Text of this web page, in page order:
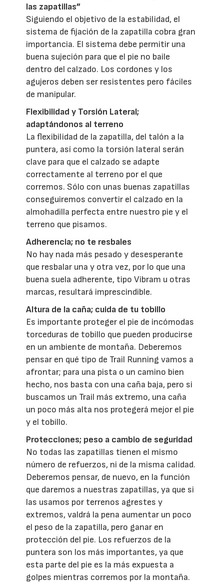
las zapatillas”
Siguiendo el objetivo de la estabilidad, el
sistema de fijación de la zapatilla cobra gran
importancia. El sistema debe permitir una
buena sujeción para que el pie no baile
dentro del calzado. Los cordones y los
agujeros deben ser resistentes pero fáciles
de manipular.
Flexibilidad y Torsión Lateral;
adaptándonos al terreno
La flexibilidad de la zapatilla, del talón a la
puntera, así como la torsión lateral serán
clave para que el calzado se adapte
correctamente al terreno por el que
corremos. Sólo con unas buenas zapatillas
conseguiremos convertir el calzado en la
almohadilla perfecta entre nuestro pie y el
terreno que pisamos.
Adherencia; no te resbales
No hay nada más pesado y desesperante
que resbalar una y otra vez, por lo que una
buena suela adherente, tipo Vibram u otras
marcas, resultará imprescindible.
Altura de la caña; cuida de tu tobillo
Es importante proteger el pie de incómodas
torceduras de tobillo que pueden producirse
en un ambiente de montaña. Deberemos
pensar en qué tipo de Trail Running vamos a
afrontar; para una pista o un camino bien
hecho, nos basta con una caña baja, pero si
buscamos un Trail más extremo, una caña
un poco más alta nos protegerá mejor el pie
y el tobillo.
Protecciones; peso a cambio de seguridad
No todas las zapatillas tienen el mismo
número de refuerzos, ni de la misma calidad.
Deberemos pensar, de nuevo, en la función
que daremos a nuestras zapatillas, ya que si
las usamos por terrenos agrestes y
extremos, valdrá la pena aumentar un poco
el peso de la zapatilla, pero ganar en
protección del pie. Los refuerzos de la
puntera son los más importantes, ya que
esta parte del pie es la más expuesta a
golpes mientras corremos por la montaña.